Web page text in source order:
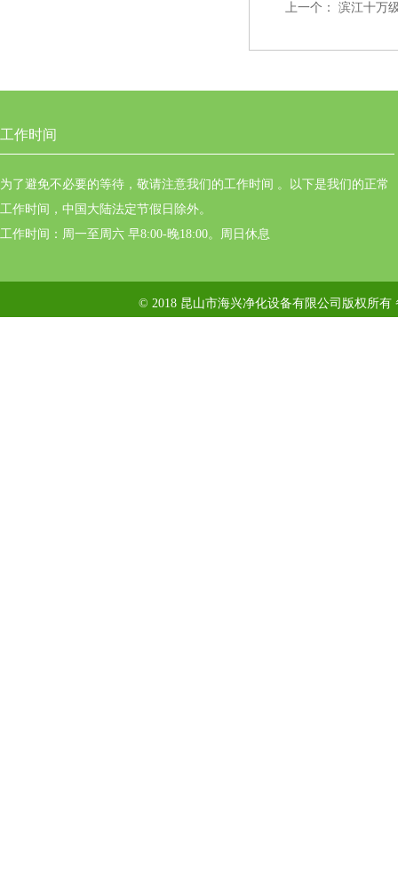
上一个： 滨江十万
工作时间
为了避免不必要的等待，敬请注意我们的工作时间 。以下是我们的正常
工作时间，中国大陆法定节假日除外。
工作时间：周一至周六 早8:00-晚18:00。周日休息
© 2018 昆山市海兴净化设备有限公司版权所有